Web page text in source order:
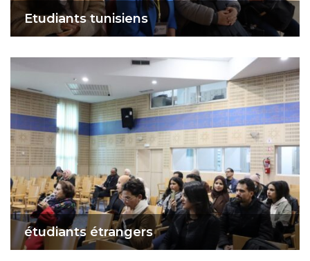
Etudiants tunisiens
étudiants étrangers